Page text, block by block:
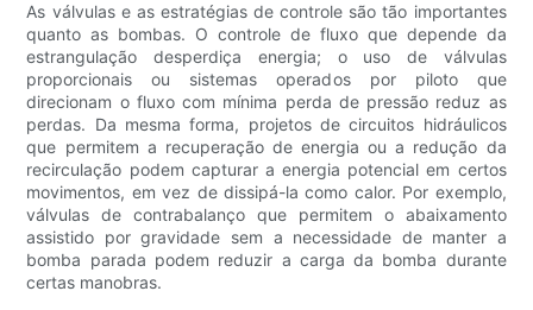
As válvulas e as estratégias de controle são tão importantes
quanto as bombas. O controle de fluxo que depende da
estrangulação desperdiça energia; o uso de válvulas
proporcionais ou sistemas operados por piloto que
direcionam o fluxo com mínima perda de pressão reduz as
perdas. Da mesma forma, projetos de circuitos hidráulicos
que permitem a recuperação de energia ou a redução da
recirculação podem capturar a energia potencial em certos
movimentos, em vez de dissipá-la como calor. Por exemplo,
válvulas de contrabalanço que permitem o abaixamento
assistido por gravidade sem a necessidade de manter a
bomba parada podem reduzir a carga da bomba durante
certas manobras.